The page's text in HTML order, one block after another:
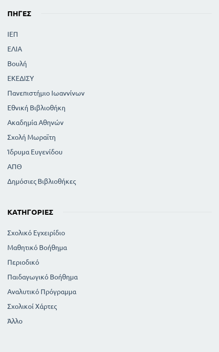
ΠΗΓΈΣ
ΙΕΠ
ΕΛΙΑ
Βουλή
ΕΚΕΔΙΣΥ
Πανεπιστήμιο Ιωαννίνων
Εθνική Βιβλιοθήκη
Ακαδημία Αθηνών
Σχολή Μωραϊτη
Ίδρυμα Ευγενίδου
ΑΠΘ
Δημόσιες Βιβλιοθήκες
ΚΑΤΗΓΟΡΊΕΣ
Σχολικό Εγχειρίδιο
Μαθητικό Βοήθημα
Περιοδικό
Παιδαγωγικό Βοήθημα
Αναλυτικό Πρόγραμμα
Σχολικοί Χάρτες
Άλλο